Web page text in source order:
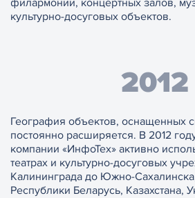
культурно-досуговых объектов.
2012
География объектов, оснащенных
постоянно расширяется. В 2012
компании «ИнфоТех» активно
театрах и культурно-досуговых
Калининграда до Южно-
Республики Беларусь, Казахстана,